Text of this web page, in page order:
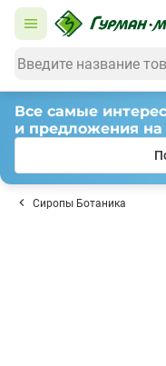
Все самые
и предложения
Сиропы Ботаника